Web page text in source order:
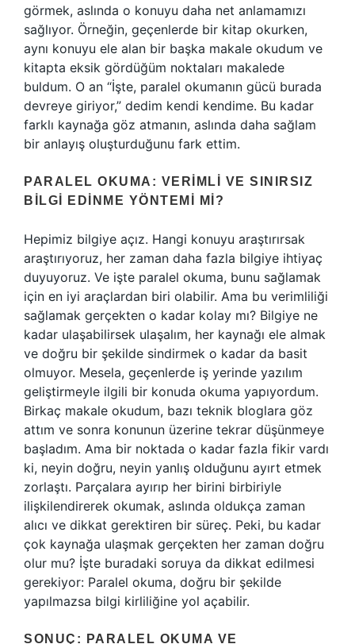
görmek, aslında o konuyu daha net anlamamızı
sağlıyor. Örneğin, geçenlerde bir kitap okurken,
aynı konuyu ele alan bir başka makale okudum ve
kitapta eksik gördüğüm noktaları makalede
buldum. O an “İşte, paralel okumanın gücü burada
devreye giriyor,” dedim kendi kendime. Bu kadar
farklı kaynağa göz atmanın, aslında daha sağlam
bir anlayış oluşturduğunu fark ettim.
PARALEL OKUMA: VERIMLI VE SINIRSIZ
BILGI EDINME YÖNTEMI MI?
Hepimiz bilgiye açız. Hangi konuyu araştırırsak
araştırıyoruz, her zaman daha fazla bilgiye ihtiyaç
duyuyoruz. Ve işte paralel okuma, bunu sağlamak
için en iyi araçlardan biri olabilir. Ama bu verimliliği
sağlamak gerçekten o kadar kolay mı? Bilgiye ne
kadar ulaşabilirsek ulaşalım, her kaynağı ele almak
ve doğru bir şekilde sindirmek o kadar da basit
olmuyor. Mesela, geçenlerde iş yerinde yazılım
geliştirmeyle ilgili bir konuda okuma yapıyordum.
Birkaç makale okudum, bazı teknik bloglara göz
attım ve sonra konunun üzerine tekrar düşünmeye
başladım. Ama bir noktada o kadar fazla fikir vardı
ki, neyin doğru, neyin yanlış olduğunu ayırt etmek
zorlaştı. Parçalara ayırıp her birini birbiriyle
ilişkilendirerek okumak, aslında oldukça zaman
alıcı ve dikkat gerektiren bir süreç. Peki, bu kadar
çok kaynağa ulaşmak gerçekten her zaman doğru
olur mu? İşte buradaki soruya da dikkat edilmesi
gerekiyor: Paralel okuma, doğru bir şekilde
yapılmazsa bilgi kirliliğine yol açabilir.
SONUÇ: PARALEL OKUMA VE